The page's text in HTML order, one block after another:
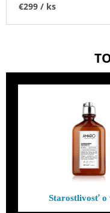
€299 / ks
Starostlivosť o